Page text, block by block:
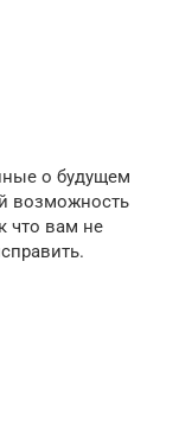
о будущем
возможность
что вам не